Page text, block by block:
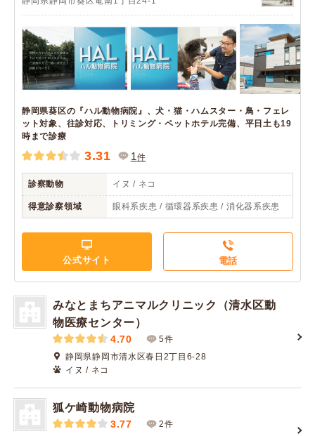
静岡県葵区の『ハル動物病院』、犬・猫・ハムスター・鳥・フェレ
ット対象、往診対応、トリミング・ペットホテル完備、平日土も19
時まで診療
3.31 1件
診察動物 イヌ / ネコ
得意診察領域 眼科系疾患 / 循環器系疾患 / 消化器系疾患
公式サイト 電話
みなとまちアニマルクリニック（清水区動
物医療センター）
4.70
5件
静岡県静岡市清水区春日2丁目6-28
イヌ / ネコ
狐ケ崎動物病院
3.77
2件